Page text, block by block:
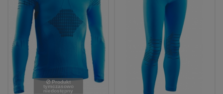
Produkt
tymczasowo
niedostępny